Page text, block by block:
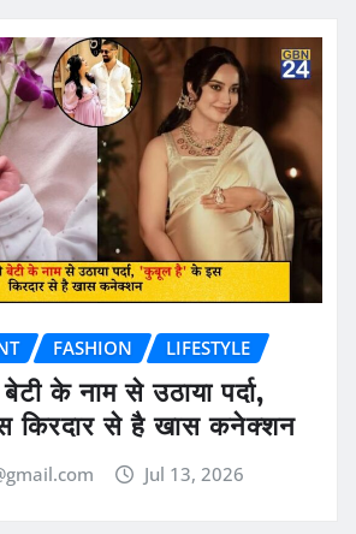
FASHION LIFESTYLE
के नाम से उठाया पर्दा,
किरदार से है खास कनेक्शन
Jul 13, 2026